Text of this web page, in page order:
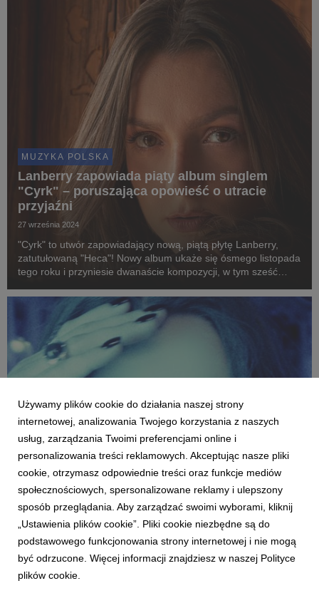
MUZYKA POLSKA
Lanberry zapowiada piąty album singlem
"Cyrk" – poruszająca opowieść o utracie
przyjaźni
27 września 2024
"Cyrk" to utwór zapowiadający nową, piątą płytę Lanberry,
zatutułowaną "Heca"! Nowy album ukaże się ósmego listopada
tego roku i przyniesie dwanaście kompozycji, w tym sześć
"Cyrkiem" i oczywiście diamentowym "D...
MUZYKA POLSKA
Lanberry z nowym siglem "Fejk"
1 sierpnia 2024
- Typowa piosenka dla besties, które wspierają się w trudnych
chwilach - mówi o swoim najnowszym wydawnictwie Lanberry.
Artystka, której dwa ostatnie single nabiły w cyfrze grubo
Używamy plików cookie do działania naszej strony
internetowej, analizowania Twojego korzystania z naszych
usług, zarządzania Twoimi preferencjami online i
personalizowania treści reklamowych. Akceptując nasze pliki
cookie, otrzymasz odpowiednie treści oraz funkcje mediów
społecznościowych, spersonalizowane reklamy i ulepszony
sposób przeglądania. Aby zarządzać swoimi wyborami, kliknij
„Ustawienia plików cookie”. Pliki cookie niezbędne są do
podstawowego funkcjonowania strony internetowej i nie mogą
być odrzucone. Więcej informacji znajdziesz w naszej Polityce
plików cookie.